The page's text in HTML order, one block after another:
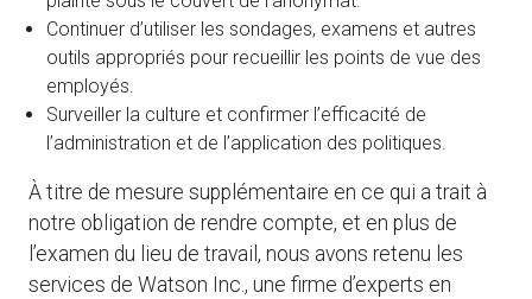
Continuer d’utiliser les sondages, examens et autres
outils appropriés pour recueillir les points de vue des
employés.
Surveiller la culture et confirmer l’efficacité de
l’administration et de l’application des politiques.
À titre de mesure supplémentaire en ce qui a trait à
notre obligation de rendre compte, et en plus de
l’examen du lieu de travail, nous avons retenu les
services de Watson Inc., une firme d’experts en